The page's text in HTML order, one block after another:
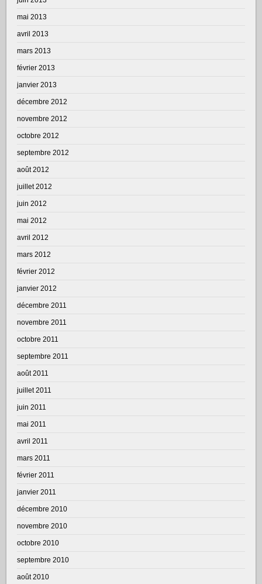
mai 2013
avril 2013
mars 2013
février 2013
janvier 2013
décembre 2012
novembre 2012
octobre 2012
septembre 2012
août 2012
juillet 2012
juin 2012
mai 2012
avril 2012
mars 2012
février 2012
janvier 2012
décembre 2011
novembre 2011
octobre 2011
septembre 2011
août 2011
juillet 2011
juin 2011
mai 2011
avril 2011
mars 2011
février 2011
janvier 2011
décembre 2010
novembre 2010
octobre 2010
septembre 2010
août 2010